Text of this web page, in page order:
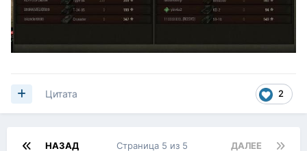
2
Цитата
НАЗАД ДАЛЕЕ
Страница 5 из 5